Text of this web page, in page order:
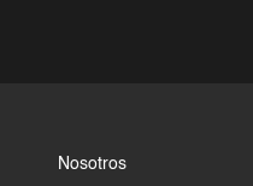
Nosotros